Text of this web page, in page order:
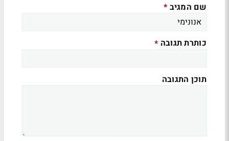
שם המגיב *
כותרת תגובה *
תוכן התגובה